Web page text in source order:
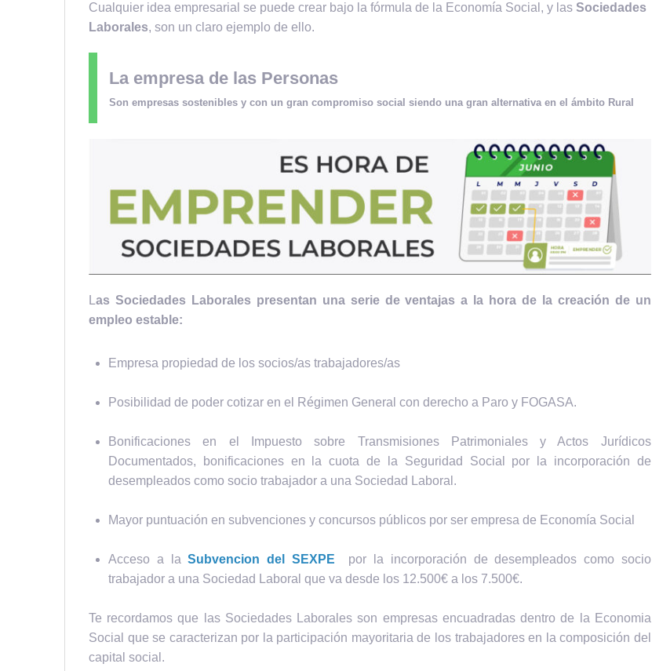
Cualquier idea empresarial se puede crear bajo la fórmula de la Economía Social, y las Sociedades
Laborales, son un claro ejemplo de ello.
La empresa de las Personas
Son empresas sostenibles y con un gran compromiso social siendo una gran alternativa en el ámbito Rural
as Sociedades Laborales presentan una serie de ventajas a la hora de la creación de un
empleo estable:
Empresa propiedad de los socios/as trabajadores/as
Posibilidad de poder cotizar en el Régimen General con derecho a Paro y FOGASA.
Bonificaciones en el Impuesto sobre Transmisiones Patrimoniales y Actos Jurídicos
Documentados, bonificaciones en la cuota de la Seguridad Social por la incorporación de
desempleados como socio trabajador a una Sociedad Laboral.
Mayor puntuación en subvenciones y concursos públicos por ser empresa de Economía Social
Acceso a laSubvencion del SEXPE por la incorporación de desempleados como socio
trabajador a una Sociedad Laboral que va desde los 12.500€ a los 7.500€.
Te recordamos que las Sociedades Laborales son empresas encuadradas dentro de la Economia
Social que se caracterizan por la participación mayoritaria de los trabajadores en la composición del
capital social.